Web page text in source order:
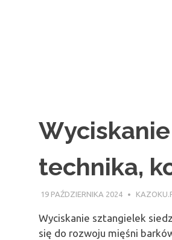
technika,
19 PAŹDZIERNIKA 2024
Wyciskanie sztangielek
się do rozwoju mięśni